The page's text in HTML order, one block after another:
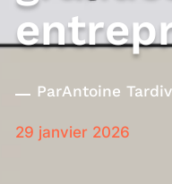
ParAntoine
29 janvier 2026